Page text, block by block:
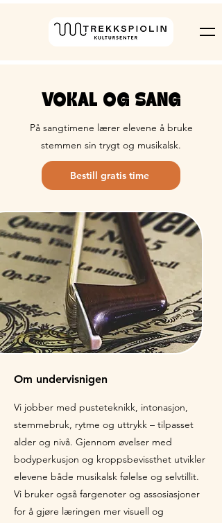
VOKAL OG SANG
På sangtimene lærer elevene å bruke
stemmen sin trygt og musikalsk.
Bestill gratis time
Om undervisnigen
Vi jobber med pusteteknikk, intonasjon,
stemmebruk, rytme og uttrykk – tilpasset
alder og nivå. Gjennom øvelser med
bodyperkusjon og kroppsbevissthet utvikler
elevene både musikalsk følelse og selvtillit.
Vi bruker også fargenoter og assosiasjoner
for å gjøre læringen mer visuell og